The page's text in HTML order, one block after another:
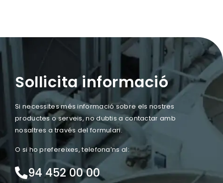
Sollicita informació
Si necessites més informació sobre els nostres
productes o serveis, no dubtis a contactar amb
nosaltres a través del formulari.
O si ho prefereixes, telefona’ns al:
94 452 00 00